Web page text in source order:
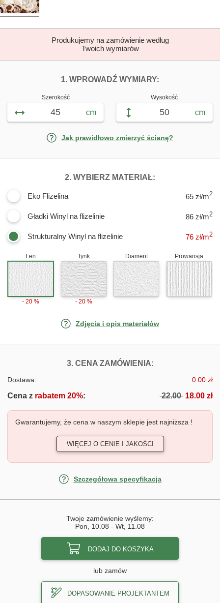
Produkujemy na zamówienie według
Twoich wymiarów
1. WPROWADŹ WYMIARY:
Szerokość
cm
Wysokość
cm
Jak prawidłowo zmierzyć ścianę?
2. WYBIERZ MATERIAŁ:
Eko Flizelina 65 zł/m2
Gładki Winyl na flizelinie 86 zł/m2
Strukturalny Winyl na flizelinie 76 zł/m2
Len
- 20 %
Tynk
- 20 %
Diament Prowansja
Zdjęcia i opis materiałów
3. CENA ZAMÓWIENIA:FOTOTAPETY
Dostawa: 0.00 zł
Cena z rabatem 20%: 22.00 18.00 zł
Gwarantujemy, że cena w naszym sklepie jest najniższa !
WIĘCEJ O CENIE I JAKOŚCI
Szczegółowa specyfikacja
Twoje zamówienie wyślemy:
Pon, 10.08 - Wt, 11.08
DODAJ DO KOSZYKA
lub zamów
DOPASOWANIE PROJEKTANTEM